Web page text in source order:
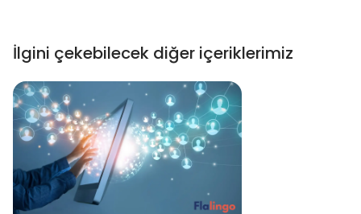
İlgini çekebilecek diğer içeriklerimiz